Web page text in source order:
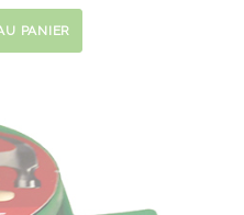
PANIER